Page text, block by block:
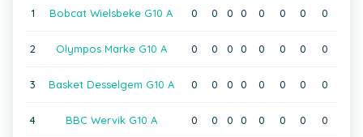
1 Bobcat Wielsbeke G10 A 0 0 0 0 0 0 0 0
2 Olympos Marke G10 A 0 0 0 0 0 0 0 0
3 Basket Desselgem G10 A 0 0 0 0 0 0 0 0
4 BBC Wervik G10 A 0 0 0 0 0 0 0 0